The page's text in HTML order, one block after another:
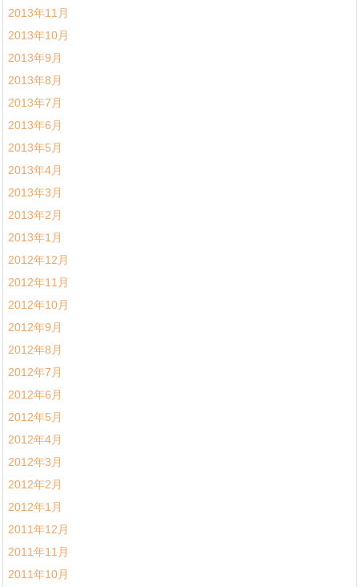
2013年11月
2013年10月
2013年9月
2013年8月
2013年7月
2013年6月
2013年5月
2013年4月
2013年3月
2013年2月
2013年1月
2012年12月
2012年11月
2012年10月
2012年9月
2012年8月
2012年7月
2012年6月
2012年5月
2012年4月
2012年3月
2012年2月
2012年1月
2011年12月
2011年11月
2011年10月